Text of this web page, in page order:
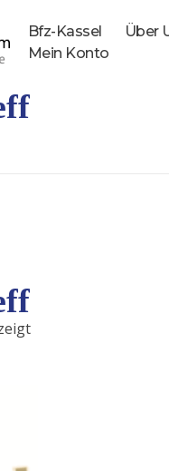
Bfz-Kassel Über
Mein Konto